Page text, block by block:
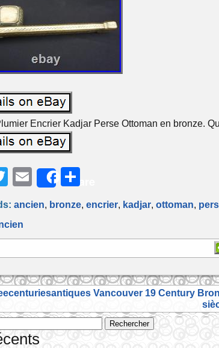
Encrier Kadjar Perse Ottoman en bronze.
T
itt
er
E
m
ai
l
Share
ta
g
er
ancien, bronze, encrier, kadjar, ottoman,
Vancouver 19 Century